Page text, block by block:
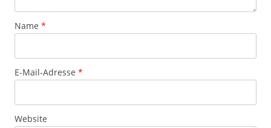
Name *
E-Mail-Adresse *
Website